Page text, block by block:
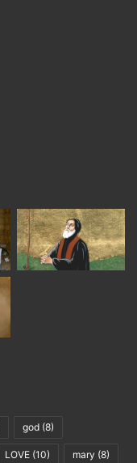
god (8)
LOVE (10) mary (8)